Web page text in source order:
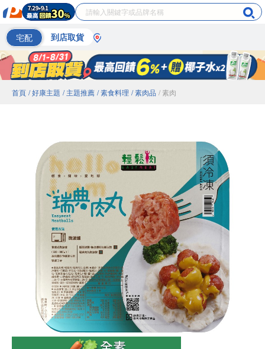
宅配 到店取貨
首頁 / 好康主題 / 主題推薦 / 素食料理 / 素肉品 / 素肉